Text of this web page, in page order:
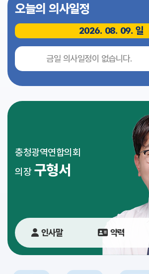
자
회
의
록
영
상
의
송
참
이
용
안
내
오늘의 의사일정
2026. 08. 09. 일
금일 의사일정이 없습니다.
충청광역연합의회
의장 구형서
인사말 약력